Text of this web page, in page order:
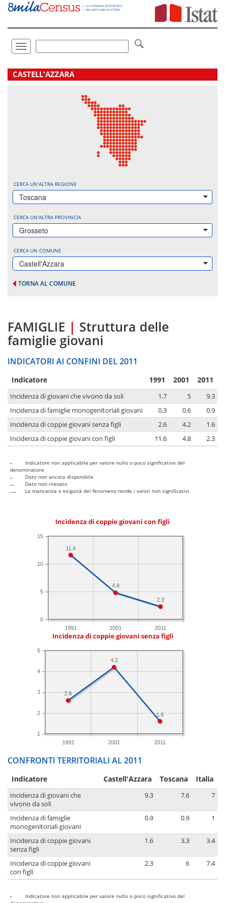
Vai
direttamente
Toggle
navigation
.
CASTELL'AZZARA
CERCA UN'ALTRA REGIONE
Toscana
CERCA UN'ALTRA PROVINCIA
Grosseto
CERCA UN COMUNE
Castell'Azzara
TORNA AL COMUNE
FAMIGLIE | Struttura delle
famiglie giovani
INDICATORI AI CONFINI DEL 2011
Indicatore 1991 2001 2011
Incidenza di giovani che vivono da soli 1.7 5
9.3
Incidenza di famiglie monogenitoriali giovani
0.3 0.6
0.9
Incidenza di coppie giovani senza figli
2.6 4.2
1.6
Incidenza di coppie giovani con figli
11.6 4.8 2.3
-
Indicatore non applicabile per valore nullo o poco significativo del
denominatore
..
Dato non ancora disponibile
...
Dato non rilevato
....
La mancanza o esiguità del fenomeno rende i valori non significativi
Incidenza di coppie giovani con figli
1991 2001 2011
0
5
10
15
2.3
4.8
11.6
Incidenza di coppie giovani senza figli
1991 2001 2011
1
2
3
4
5
1.6
4.2
2.6
CONFRONTI TERRITORIALI AL 2011
Indicatore Castell'Azzara Toscana Italia
Incidenza di giovani che
vivono da soli
9.3 7.6 7
Incidenza di famiglie
monogenitoriali giovani
0.9 0.9 1
Incidenza di coppie giovani
senza figli
1.6 3.3 3.4
Incidenza di coppie giovani
con figli
2.3 6 7.4
-
Indicatore non applicabile per valore nullo o poco significativo del